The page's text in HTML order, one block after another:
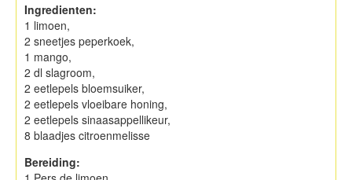
Ingredienten:
1 limoen,
2 sneetjes peperkoek,
1 mango,
2 dl slagroom,
2 eetlepels bloemsuiker,
2 eetlepels vloeibare honing,
2 eetlepels sinaasappellikeur,
8 blaadjes citroenmelisse
Bereiding: